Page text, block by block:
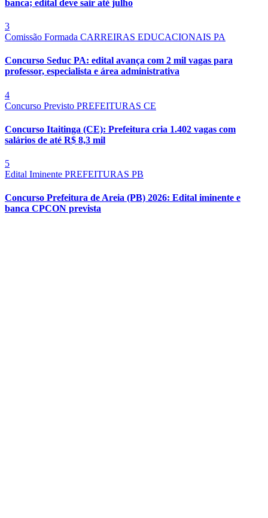
banca; edital deve sair até julho
3
Comissão Formada CARREIRAS EDUCACIONAIS PA
Concurso Seduc PA: edital avança com 2 mil vagas para
professor, especialista e área administrativa
4
Concurso Previsto PREFEITURAS CE
Concurso Itaitinga (CE): Prefeitura cria 1.402 vagas com
salários de até R$ 8,3 mil
5
Edital Iminente PREFEITURAS PB
Concurso Prefeitura de Areia (PB) 2026: Edital iminente e
banca CPCON prevista